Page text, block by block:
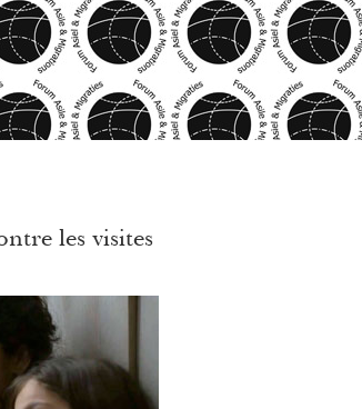
les visites